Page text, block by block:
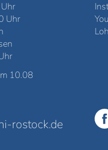
Uhr
10.08
rostock.de